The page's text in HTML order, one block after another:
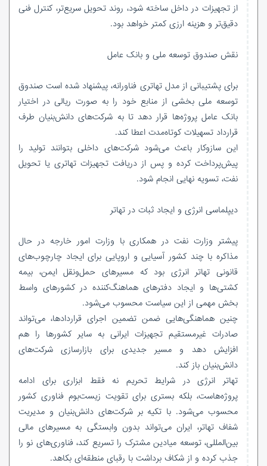
از تجهیزات در داخل ساخته شود، روند تحویل سریع‌تر، کنترل فنی
دقیق‌تر و هزینه ارزی کمتر خواهد بود.
نقش صندوق توسعه ملی و بانک عامل
برای پشتیبانی از مدل تهاتری فناورانه، پیشنهاد شده است صندوق
توسعه ملی بخشی از منابع خود را به صورت ریالی در اختیار
بانک عامل پروژه‌ها قرار دهد تا به شرکت‌های دانش‌بنیان طرف
قرارداد تسهیلات کوتاه‌مدت اعطا کند.
این سازوکار باعث می‌شود شرکت‌های داخلی بتوانند تولید را
پیش‌پرداخت کرده و پس از دریافت تجهیزات تهاتری یا تحویل
نفت، تسویه نهایی انجام شود.
دیپلماسی انرژی و ایجاد ثبات در تهاتر
پیشتر وزارت نفت در همکاری با وزارت امور خارجه در حال
مذاکره با چند کشور آسیایی و اروپایی برای ایجاد چارچوب‌های
قانونی تهاتر انرژی بود که مسیرهای حمل‌ونقل ایمن، بیمه
کشتی‌ها و ایجاد دفترهای هماهنگ‌کننده در کشورهای واسط
بخش مهمی از این سیاست محسوب می‌شود.
چنین هماهنگی‌هایی ضمن تضمین اجرای قراردادها، می‌تواند
صادرات غیرمستقیم تجهیزات ایرانی به سایر کشورها را هم
افزایش دهد و مسیر جدیدی برای بازارسازی شرکت‌های
دانش‌بنیان باز کند.
تهاتر انرژی در شرایط تحریم نه فقط ابزاری برای ادامه
پروژه‌هاست، بلکه بستری برای تقویت زیست‌بوم فناوری کشور
محسوب می‌شود. با تکیه بر شرکت‌های دانش‌بنیان و مدیریت
شفاف تهاتر، ایران می‌تواند بدون وابستگی به مسیرهای مالی
بین‌المللی، توسعه میادین مشترک را تسریع کند، فناوری‌های نو را
جذب کرده و از شکاف برداشت با رقبای منطقه‌ای بکاهد.